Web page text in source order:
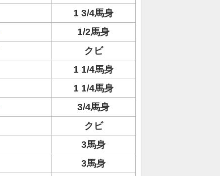
1 3/4馬身
1/2馬身
クビ
1 1/4馬身
1 1/4馬身
3/4馬身
クビ
3馬身
3馬身